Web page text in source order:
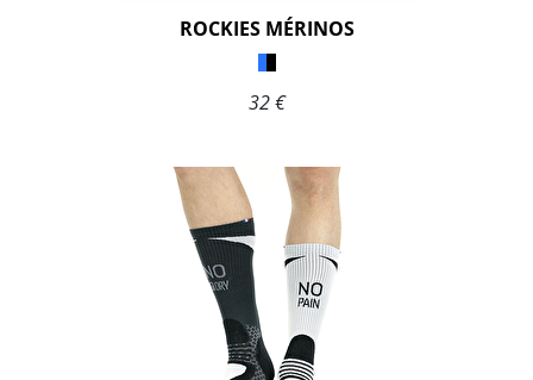
ROCKIES MÉRINOS
32 €